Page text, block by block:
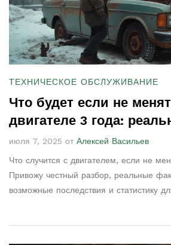
ТЕХНИЧЕСКОЕ ОБСЛУЖИВАНИЕ
Что будет если не
двигателе 3 года:
последствия и советы
июля 7, 2025 от Алексей Васильев
Что случится с двигателем, если не
Привожу честный разбор, реальные
возможные последствия и статистику